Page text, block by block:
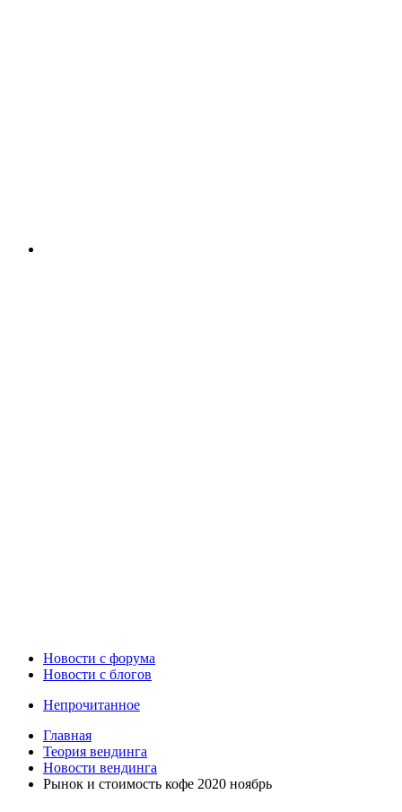
Новости c форума
Новости с блогов
Непрочитанное
Главная
Теория вендинга
Новости вендинга
Рынок и стоимость кофе 2020 ноябрь